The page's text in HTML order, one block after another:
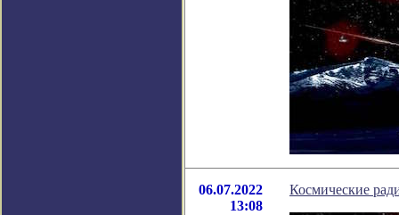
06.07.2022
13:08
Космические